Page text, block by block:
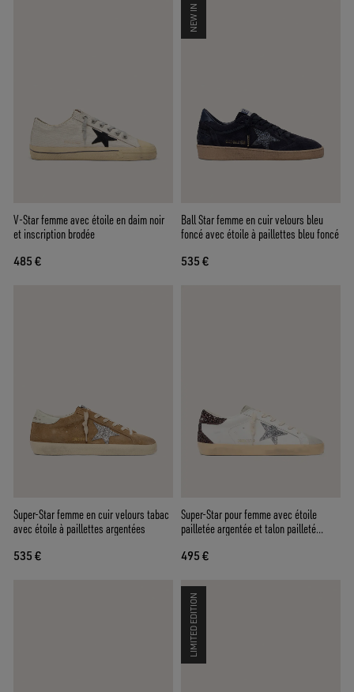
V-Star femme avec étoile en daim noir
et inscription brodée
485 €
NEW IN
Ball Star femme en cuir velours bleu
foncé avec étoile à paillettes bleu foncé
535 €
Super-Star femme en cuir velours tabac
avec étoile à paillettes argentées
535 €
Super-Star pour femme avec étoile
pailletée argentée et talon pailleté
495 €
LIMITED EDITION